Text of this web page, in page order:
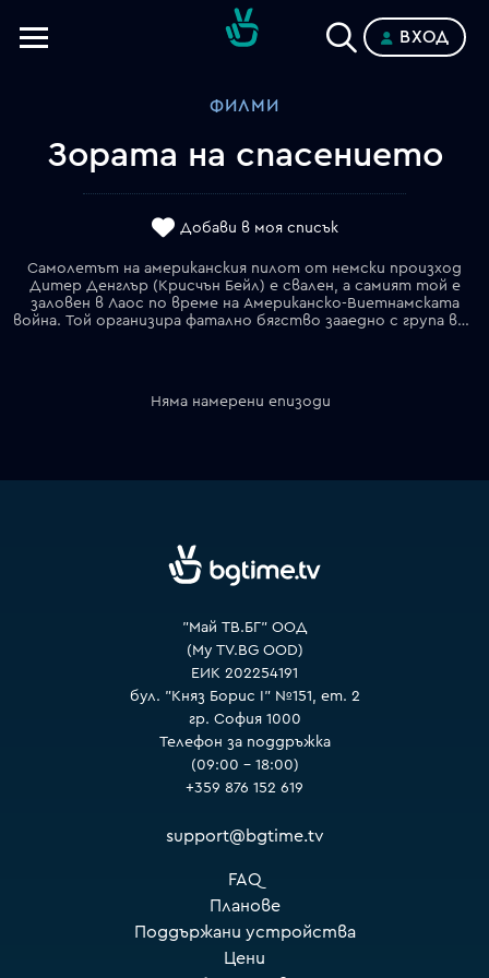
ВХОД
ФИЛМИ
Зората на спасението
Добави в моя списък
Самолетът на американския пилот от немски произход
Дитер Денглър (Крисчън Бейл) е свален, а самият той е
заловен в Лаос по време на Американско-Виетнамската
война. Той организира фатално бягство зааедно с група военнопленници, включваща и Дуейн Мартин (Стийв Зан). Желязната воля за оцеляване на Дитер и желанието му да спаси съкилийниците си води до неочаквани разкрития. Оказва се, че бягството през сурова джунгла е непосилна задача за повечето от тях.
Няма намерени епизоди
"Май ТВ.БГ" ООД
(My TV.BG OOD)
ЕИК 202254191
бул. "Княз Борис I" №151, ет. 2
гр. София 1000
Телефон за поддръжка
(09:00 – 18:00)
+359 876 152 619
support@bgtime.tv
FAQ
Планове
Поддържани устройства
Цени